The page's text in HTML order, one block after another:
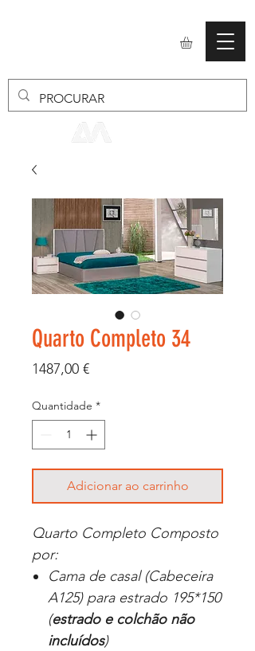
Quarto Completo 34
1487,00 €Preço
Quantidade *
Adicionar ao carrinho
Quarto Completo Composto
por:
Cama de casal (Cabeceira
A125) para estrado 195*150
(estrado e colchão não
incluídos)